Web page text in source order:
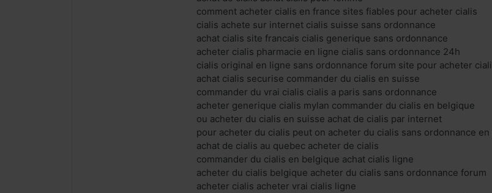
comment acheter cialis en france sites fiables pour acheter cialis
cialis achete sur internet cialis suisse sans ordonnance
achat cialis site francais cialis generique sans ordonnance
acheter cialis pharmacie en ligne cialis sans ordonnance 24h
cialis original en ligne sans ordonnance forum site pour acheter
achat cialis securise commander du cialis en suisse
commander du vrai cialis cialis a paris sans ordonnance
acheter generique cialis mylan commander du cialis en belgique
ou acheter du cialis en suisse achat de cialis par internet
pour acheter du cialis peut on acheter du cialis sans ordonnance en
achat de cialis au quebec acheter de cialis
commander du cialis en belgique achat cialis ligne
acheter du cialis belgique acheter du cialis sans ordonnance forum
acheter cialis acheter vrai cialis ligne